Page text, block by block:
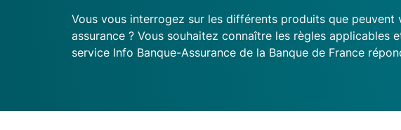
Vous vous interrogez sur les différents produits que
assurance ? Vous souhaitez connaître les règles applicables
service Info Banque-Assurance de la Banque de France